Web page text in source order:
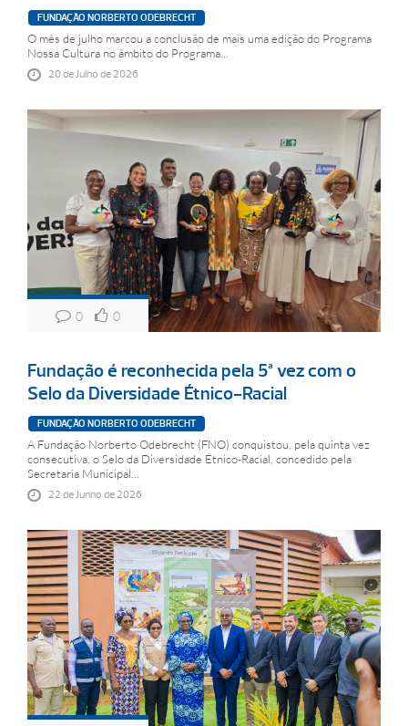
FUNDAÇÃO NORBERTO ODEBRECHT
O mês de julho marcou a conclusão de mais uma edição do Programa
Nossa Cultura no âmbito do Programa...
20 de Julho de 2026
0 0
Fundação é reconhecida pela 5ª vez com o
Selo da Diversidade Étnico-Racial
FUNDAÇÃO NORBERTO ODEBRECHT
A Fundação Norberto Odebrecht (FNO) conquistou, pela quinta vez
consecutiva, o Selo da Diversidade Étnico-Racial, concedido pela
Secretaria Municipal...
22 de Junho de 2026